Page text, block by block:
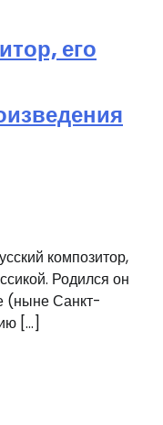
его
композитор,
Родился он
(ныне Санкт-
[…]